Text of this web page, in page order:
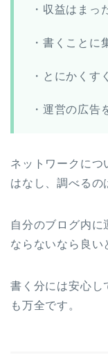
・収益はまっ
・書くことに
・とにかくす
・運営の広告
ネットワークにつ
はなし、調べるの
自分のブログ内に
ならないなら良い
書く分には安心し
も万全です。